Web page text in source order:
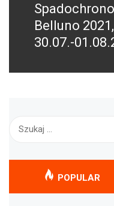
Next
post:
Belluno
30.07.-
POPULAR